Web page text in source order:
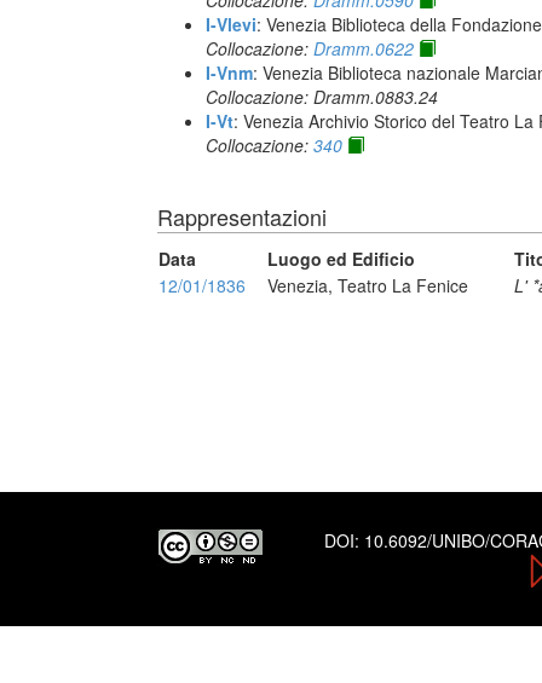
I-Vlevi: Venezia Biblioteca della
Collocazione: Dramm.0622
I-Vnm: Venezia Biblioteca nazionale
Collocazione: Dramm.0883.24
I-Vt: Venezia Archivio Storico del Teatro La
Collocazione: 340
Rappresentazioni
Data Luogo ed Edificio
12/01/1836
Venezia, Teatro La Fenice L'
DOI: 10.6092/UNIBO/